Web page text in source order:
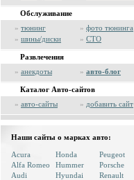
Обслуживание
» тюнинг » фото тюнинга
» шины/диски » СТО
Развлечения
» анекдоты » авто-блог
Каталог Авто-сайтов
» авто-сайты » добавить сайт
Наши сайты о марках авто:
Acura
Alfa Romeo
Audi
Honda
Hummer
Hyundai
Peugeot
Porsche
Renault